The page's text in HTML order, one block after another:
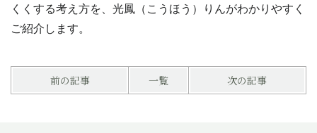
くくする考え方を、光鳳（こうほう）りんがわかりやすく
ご紹介します。
前の記事 一覧 次の記事